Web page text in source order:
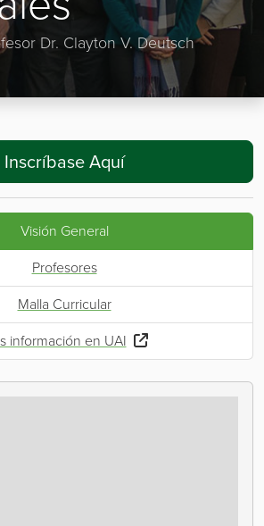
Dr. Clayton V. Deutsch
Inscríbase Aquí
Visión General
Profesores
Malla Curricular
información en UAI